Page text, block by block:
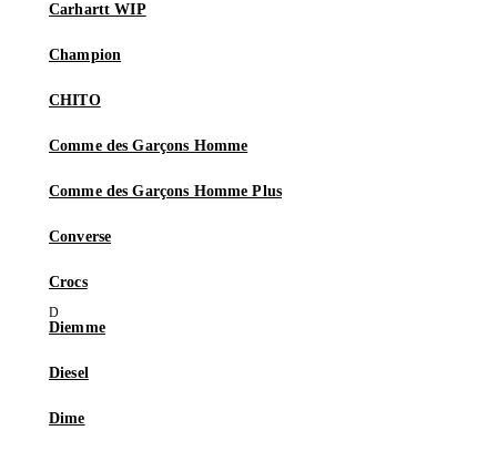
Carhartt WIP
Champion
CHITO
Comme des Garçons Homme
Comme des Garçons Homme Plus
Converse
Crocs
Diemme
Diesel
Dime